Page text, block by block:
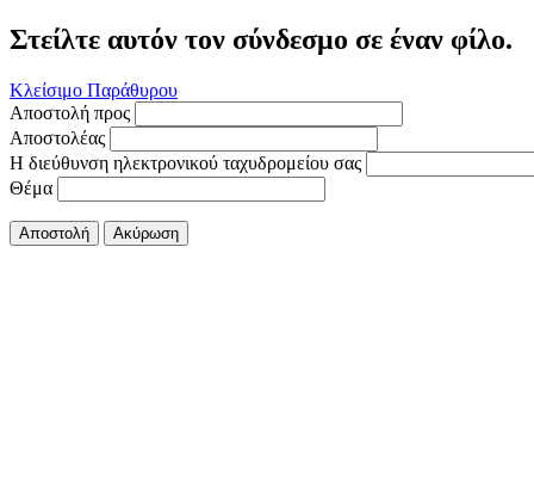
Στείλτε αυτόν τον σύνδεσμο σε έναν φίλο.
Κλείσιμο Παράθυρου
Αποστολή προς
Αποστολέας
Η διεύθυνση ηλεκτρονικού ταχυδρομείου σας
Θέμα
Αποστολή Ακύρωση